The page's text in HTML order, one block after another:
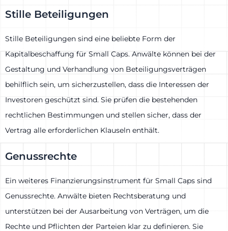
Stille Beteiligungen
Stille Beteiligungen sind eine beliebte Form der
Kapitalbeschaffung für Small Caps. Anwälte können bei der
Gestaltung und Verhandlung von Beteiligungsverträgen
behilflich sein, um sicherzustellen, dass die Interessen der
Investoren geschützt sind. Sie prüfen die bestehenden
rechtlichen Bestimmungen und stellen sicher, dass der
Vertrag alle erforderlichen Klauseln enthält.
Genussrechte
Ein weiteres Finanzierungsinstrument für Small Caps sind
Genussrechte. Anwälte bieten Rechtsberatung und
unterstützen bei der Ausarbeitung von Verträgen, um die
Rechte und Pflichten der Parteien klar zu definieren. Sie